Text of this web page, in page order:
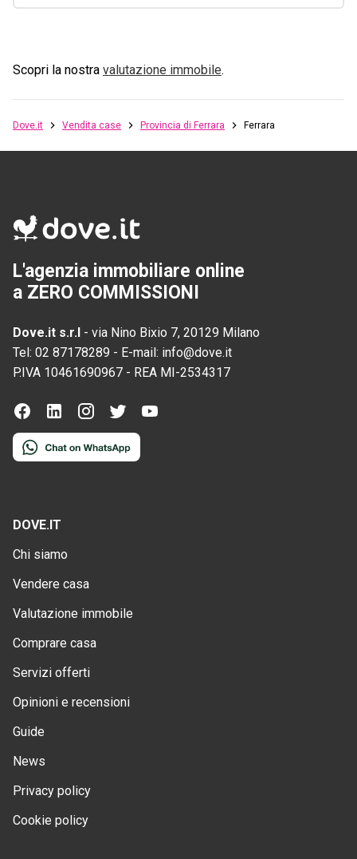
Scopri la nostra valutazione immobile.
Dove.it Vendita case Provincia di Ferrara Ferrara
L'agenzia immobiliare online
a ZERO COMMISSIONI
Dove.it s.r.l - via Nino Bixio 7, 20129 Milano
Tel: 02 87178289 - E-mail: info@dove.it
P.IVA 10461690967 - REA MI-2534317
DOVE.IT
Chi siamo
Vendere casa
Valutazione immobile
Comprare casa
Servizi offerti
Opinioni e recensioni
Guide
News
Privacy policy
Cookie policy